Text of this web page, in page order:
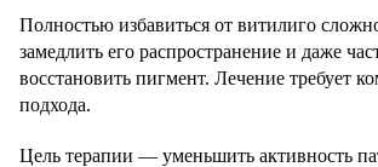
Полностью избавиться от витилиго
замедлить его распространение и даже
восстановить пигмент. Лечение требует
подхода.
Цель терапии — уменьшить активность